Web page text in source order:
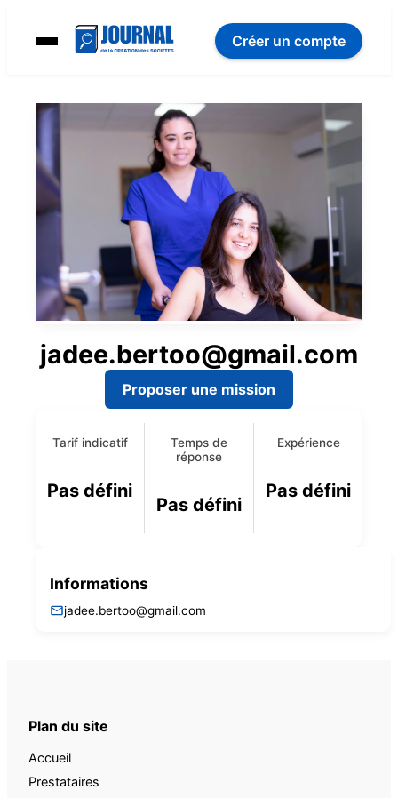
Créer un compte
jadee.bertoo@gmail.com
Proposer une mission
Tarif indicatif
Pas défini
Temps de
réponse
Pas défini
Expérience
Pas défini
Informations
jadee.bertoo@gmail.com
Plan du site
Accueil
Prestataires